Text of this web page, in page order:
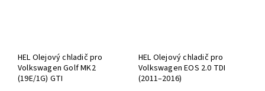
HEL Olejový chladič pro
Volkswagen Golf MK2
(19E/1G) GTI
HEL Olejový chladič pro
Volkswagen EOS 2.0 TDI
(2011–2016)